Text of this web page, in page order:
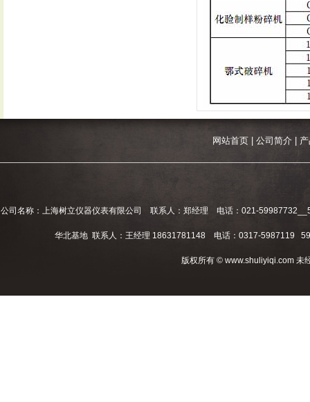
网站首页| 公司简介|
公司名称：上海树立仪器仪表有限公司 联系人：郑经理 电话：021-
华北基地 联系人：王经理 18631781148 电话：0317-5987119
版权所有 © www.shuliyiqi.com 未